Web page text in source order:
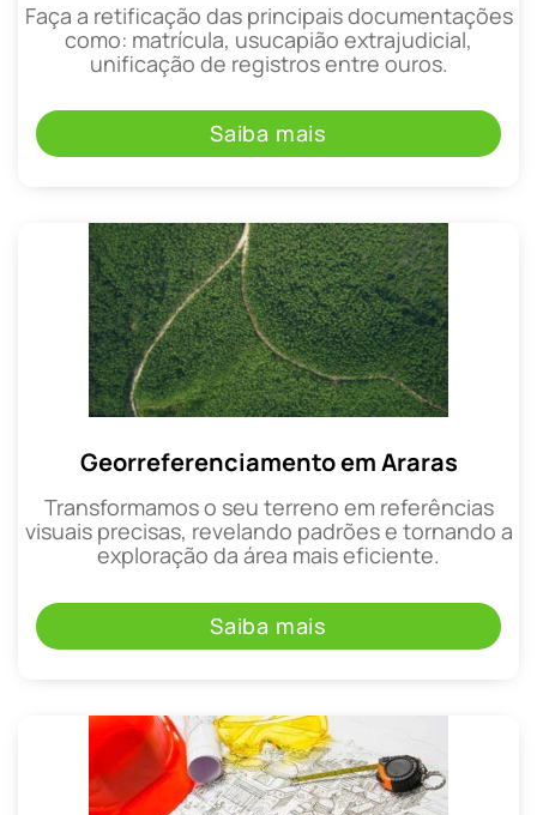
Faça a retificação das principais documentações
como: matrícula, usucapião extrajudicial,
unificação de registros entre ouros.
Saiba mais
Georreferenciamento em Araras
Transformamos o seu terreno em referências
visuais precisas, revelando padrões e tornando a
exploração da área mais eficiente.
Saiba mais